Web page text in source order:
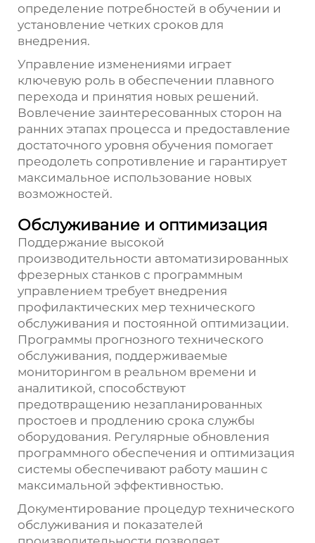
определение потребностей в обучении и
установление четких сроков для
внедрения.
Управление изменениями играет
ключевую роль в обеспечении плавного
перехода и принятия новых решений.
Вовлечение заинтересованных сторон на
ранних этапах процесса и предоставление
достаточного уровня обучения помогает
преодолеть сопротивление и гарантирует
максимальное использование новых
возможностей.
Обслуживание и оптимизация
Поддержание высокой
производительности автоматизированных
фрезерных станков с программным
управлением требует внедрения
профилактических мер технического
обслуживания и постоянной оптимизации.
Программы прогнозного технического
обслуживания, поддерживаемые
мониторингом в реальном времени и
аналитикой, способствуют
предотвращению незапланированных
простоев и продлению срока службы
оборудования. Регулярные обновления
программного обеспечения и оптимизация
системы обеспечивают работу машин с
максимальной эффективностью.
Документирование процедур технического
обслуживания и показателей